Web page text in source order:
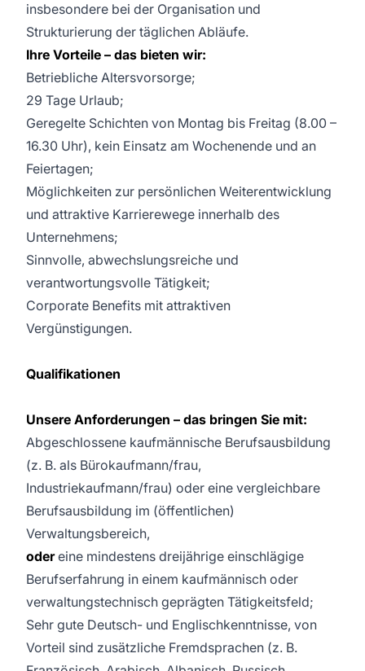
insbesondere bei der Organisation und
Strukturierung der täglichen Abläufe.
Ihre Vorteile – das bieten wir:
Betriebliche Altersvorsorge;
29 Tage Urlaub;
Geregelte Schichten von Montag bis Freitag (8.00 –
16.30 Uhr), kein Einsatz am Wochenende und an
Feiertagen;
Möglichkeiten zur persönlichen Weiterentwicklung
und attraktive Karrierewege innerhalb des
Unternehmens;
Sinnvolle, abwechslungsreiche und
verantwortungsvolle Tätigkeit;
Corporate Benefits mit attraktiven
Vergünstigungen.
Qualifikationen
Unsere Anforderungen – das bringen Sie mit:
Abgeschlossene kaufmännische Berufsausbildung
(z. B. als Bürokaufmann/frau,
Industriekaufmann/frau) oder eine vergleichbare
Berufsausbildung im (öffentlichen)
Verwaltungsbereich,
odereine mindestens dreijährige einschlägige
Berufserfahrung in einem kaufmännisch oder
verwaltungstechnisch geprägten Tätigkeitsfeld;
Sehr gute Deutsch- und Englischkenntnisse, von
Vorteil sind zusätzliche Fremdsprachen (z. B.